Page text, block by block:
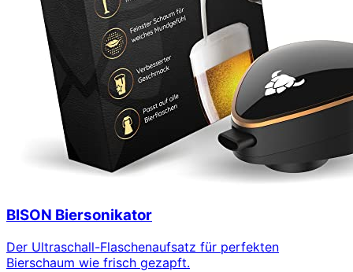
BISON Biersonikator
Der Ultraschall-Flaschenaufsatz für perfekten
Bierschaum wie frisch gezapft.